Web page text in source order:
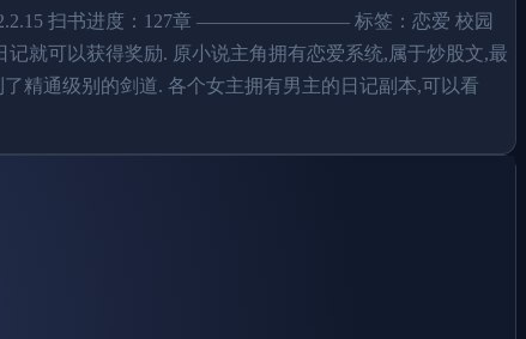
扫书进度：127章 ———————— 标签：恋爱 校园
可以获得奖励. 原小说主角拥有恋爱系统,属于炒股文,最
精通级别的剑道. 各个女主拥有男主的日记副本,可以看